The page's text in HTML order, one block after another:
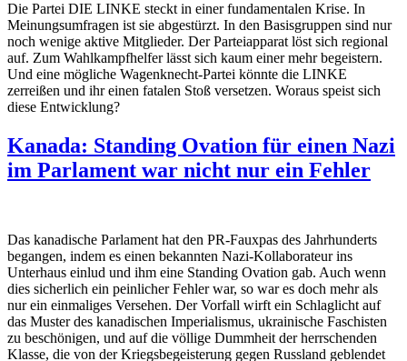
Die Partei DIE LINKE steckt in einer fundamentalen Krise. In
Meinungsumfragen ist sie abgestürzt. In den Basisgruppen sind nur
noch wenige aktive Mitglieder. Der Parteiapparat löst sich regional
auf. Zum Wahlkampfhelfer lässt sich kaum einer mehr begeistern.
Und eine mögliche Wagenknecht-Partei könnte die LINKE
zerreißen und ihr einen fatalen Stoß versetzen. Woraus speist sich
diese Entwicklung?
Kanada: Standing Ovation für einen Nazi
im Parlament war nicht nur ein Fehler
Das kanadische Parlament hat den PR-Fauxpas des Jahrhunderts
begangen, indem es einen bekannten Nazi-Kollaborateur ins
Unterhaus einlud und ihm eine Standing Ovation gab. Auch wenn
dies sicherlich ein peinlicher Fehler war, so war es doch mehr als
nur ein einmaliges Versehen. Der Vorfall wirft ein Schlaglicht auf
das Muster des kanadischen Imperialismus, ukrainische Faschisten
zu beschönigen, und auf die völlige Dummheit der herrschenden
Klasse, die von der Kriegsbegeisterung gegen Russland geblendet